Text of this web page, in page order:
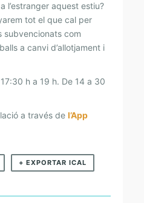
l’estranger aquest estiu?
tot el que cal per
subvencionats com
a canvi d’allotjament i
h a 19 h. De 14 a 30
a través de l’App
+ EXPORTAR ICAL